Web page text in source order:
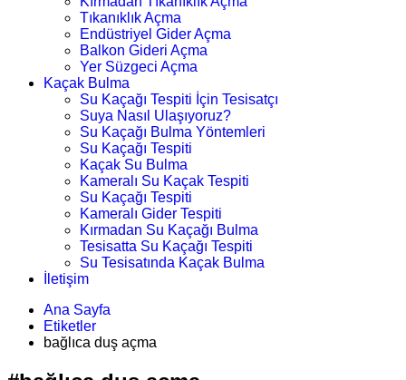
Tıkanıklık Açma
Endüstriyel Gider Açma
Balkon Gideri Açma
Yer Süzgeci Açma
Kaçak Bulma
Su Kaçağı Tespiti İçin Tesisatçı
Suya Nasıl Ulaşıyoruz?
Su Kaçağı Bulma Yöntemleri
Su Kaçağı Tespiti
Kaçak Su Bulma
Kameralı Su Kaçak Tespiti
Su Kaçağı Tespiti
Kameralı Gider Tespiti
Kırmadan Su Kaçağı Bulma
Tesisatta Su Kaçağı Tespiti
Su Tesisatında Kaçak Bulma
İletişim
Ana Sayfa
Etiketler
bağlıca duş açma